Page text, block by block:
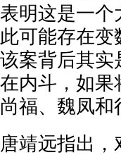
表明这是一个
此可能存在变
该案背后其实
在内斗，如果
尚福、魏凤和
唐靖远指出